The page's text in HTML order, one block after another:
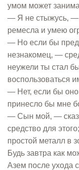
умом может
— Я не стыжусь, —
ремесла и умею
— Но если бы
незнакомец, —
неужели ты стал
воспользоваться
— Нет, если бы
принесло бы мне
— Сын мой, —
средство для
простой металл в
Будь завтра как
Азем после ухода